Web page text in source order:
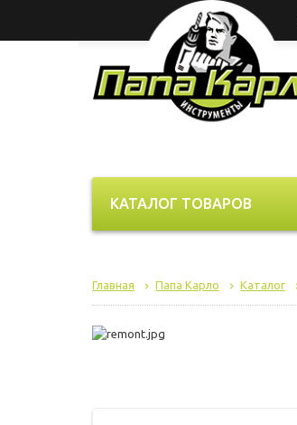
КАТАЛОГ ТОВАРОВ
Главная Папа Карло Каталог